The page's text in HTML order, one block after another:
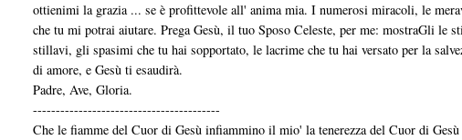
ottienimi la grazia ... se è profittevole all' anima mia. I numerosi miracoli, le
che tu mi potrai aiutare. Prega Gesù, il tuo Sposo Celeste, per me: mostraGli le
stillavi, gli spasimi che tu hai sopportato, le lacrime che tu hai versato per la
di amore, e Gesù ti esaudirà.
Padre, Ave, Gloria.
-----------------------------------------
Che le fiamme del Cuor di Gesù infiammino il mio' la tenerezza del Cuor di